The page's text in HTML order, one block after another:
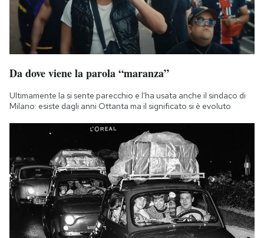
Da dove viene la parola “maranza”
Ultimamente la si sente parecchio e l'ha usata anche il sindaco di
Milano: esiste dagli anni Ottanta ma il significato si è evoluto